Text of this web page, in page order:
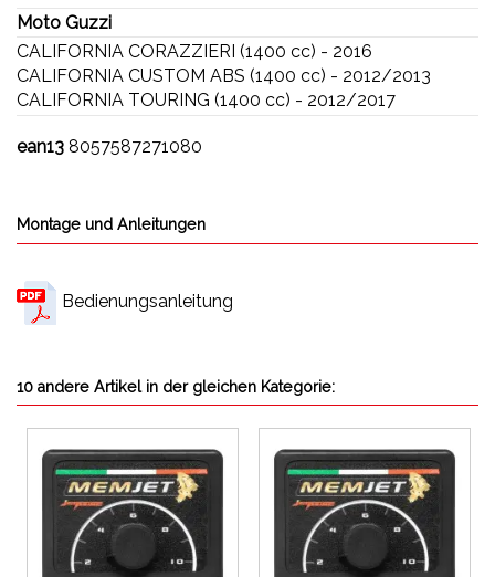
Moto Guzzi
CALIFORNIA CORAZZIERI (1400 cc) - 2016
CALIFORNIA CUSTOM ABS (1400 cc) - 2012/2013
CALIFORNIA TOURING (1400 cc) - 2012/2017
ean13 8057587271080
Montage und Anleitungen
Bedienungsanleitung
10 andere Artikel in der gleichen Kategorie: